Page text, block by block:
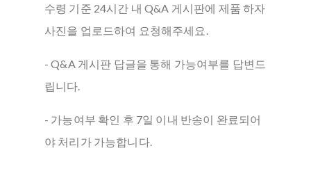
수령 기준 24시간 내 Q&A 게시판에 제품 하자
사진을 업로드하여 요청해주세요.
- Q&A 게시판 답글을 통해 가능여부를 답변드
립니다.
- 가능여부 확인 후 7일 이내 반송이 완료되어
야 처리가 가능합니다.